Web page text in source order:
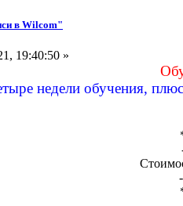
в Wilcom"
19:40:50 »
недели обучения,